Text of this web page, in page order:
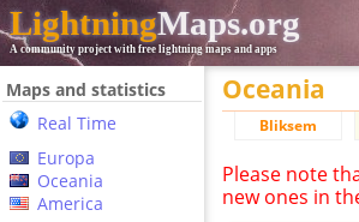
LightningMaps.org
A community project with free lightning maps and apps
Maps and statistics
Real Time
Europa
Oceania
America
Oceania
Bliksem
Please note
new ones in